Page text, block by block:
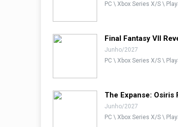
PC \ Xbox Series X/S \
Final Fantasy VII
Junho/2027
PC \ Xbox Series X/S \
The Expanse: Osiris
Junho/2027
PC \ Xbox Series X/S \